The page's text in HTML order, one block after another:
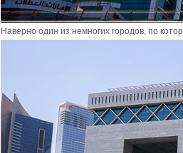
Наверно один из немногих городов, по